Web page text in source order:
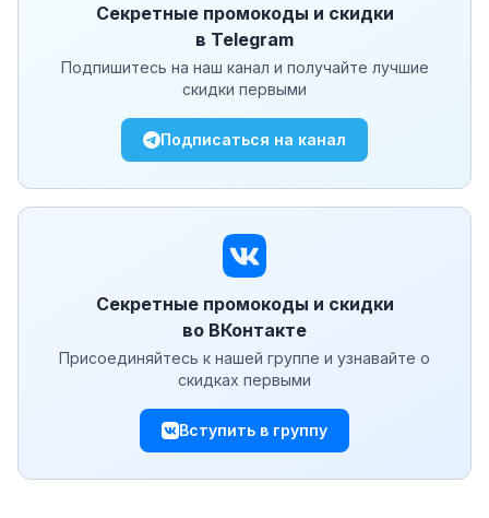
Секретные промокоды и скидки
в Telegram
Подпишитесь на наш канал и получайте лучшие
скидки первыми
Подписаться на канал
Секретные промокоды и скидки
во ВКонтакте
Присоединяйтесь к нашей группе и узнавайте о
скидках первыми
Вступить в группу